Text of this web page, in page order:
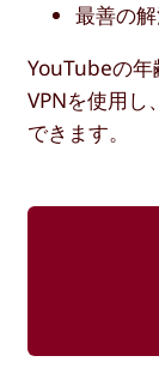
最善の
YouTubeの年
VPNを使用し
できます。